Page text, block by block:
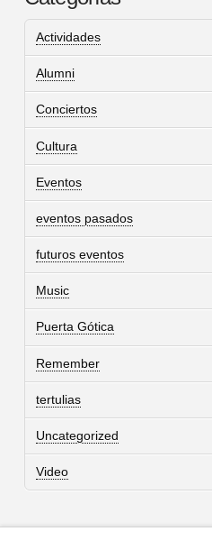
Actividades
Alumni
Conciertos
Cultura
Eventos
eventos pasados
futuros eventos
Music
Puerta Gótica
Remember
tertulias
Uncategorized
Video